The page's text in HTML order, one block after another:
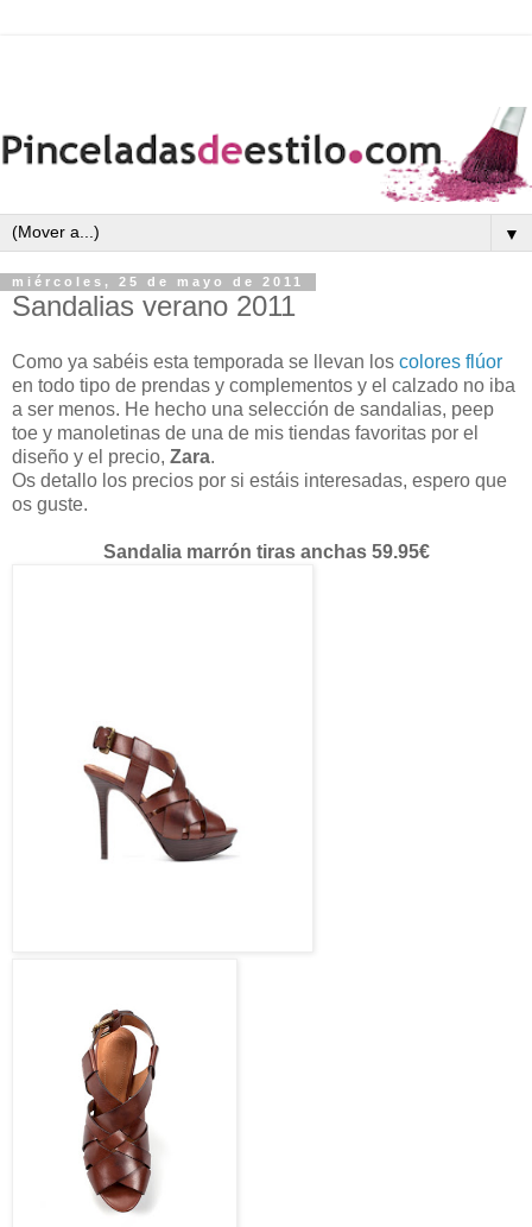
▼
miércoles, 25 de mayo de 2011
Sandalias verano 2011
Como ya sabéis esta temporada se llevan los colores flúor
en todo tipo de prendas y complementos y el calzado no iba
a ser menos. He hecho una selección de sandalias, peep
toe y manoletinas de una de mis tiendas favoritas por el
diseño y el precio, Zara.
Os detallo los precios por si estáis interesadas, espero que
os guste.
Sandalia marrón tiras anchas 59.95€